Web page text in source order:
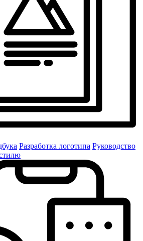
Разработка логотипа Руководство